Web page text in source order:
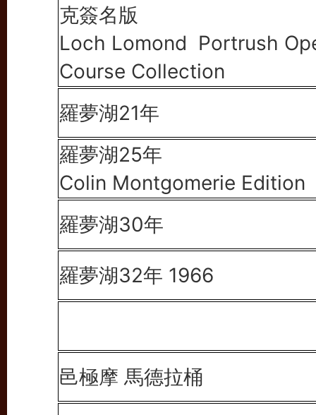
克簽名版
Loch Lomond Portrush
Course Collection
羅夢湖21年
羅夢湖25年
Colin Montgomerie Edition
羅夢湖30年
羅夢湖32年 1966
邑極摩 馬德拉桶